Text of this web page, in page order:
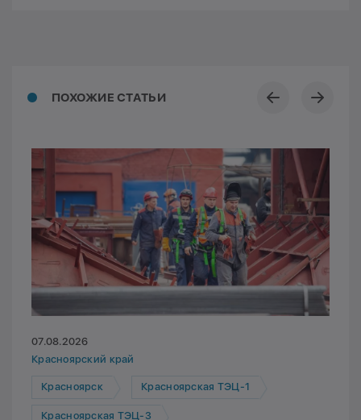
ПОХОЖИЕ СТАТЬИ
07.08.2026
Красноярский край
Красноярск Красноярская ТЭЦ-1
Красноярская ТЭЦ-3